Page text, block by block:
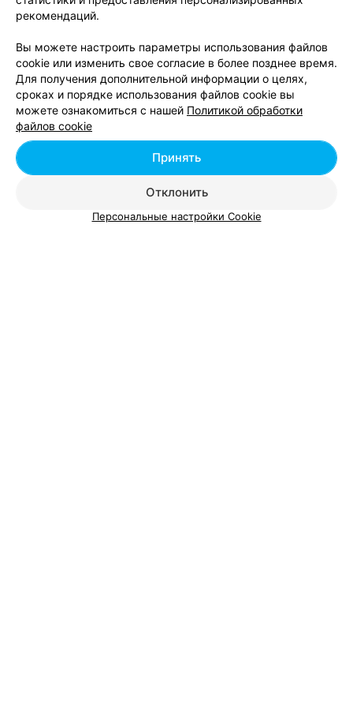
прокат оборудования стал пользоваться большой
популярностью. В данном каталоге Вы найдете множество
оборудования в Гродно. Все эти компании много лет в
данной сфере рынка, только проверенные представители.
Вы сможете выбрать оборудование среди широкого
диапазона доступных цен.
Всем известно, что выполняя какую-либо техническую или
производственную работу, нередко сталкиваешься с
потребностью в специальной и дорогостоящей технике,
которая и понадобится-то один раз, не более. Выход из этой
ситуации есть — аренда оборудования в Гродно. Экономьте
рекомендаций.
Вы можете настроить параметры использования файлов
cookie или изменить свое согласие в более позднее время.
Для получения дополнительной информации о целях,
сроках и порядке использования файлов cookie вы
можете ознакомиться с нашей Политикой обработки
файлов cookie
Отклонить
Принять
Персональные настройки Cookie